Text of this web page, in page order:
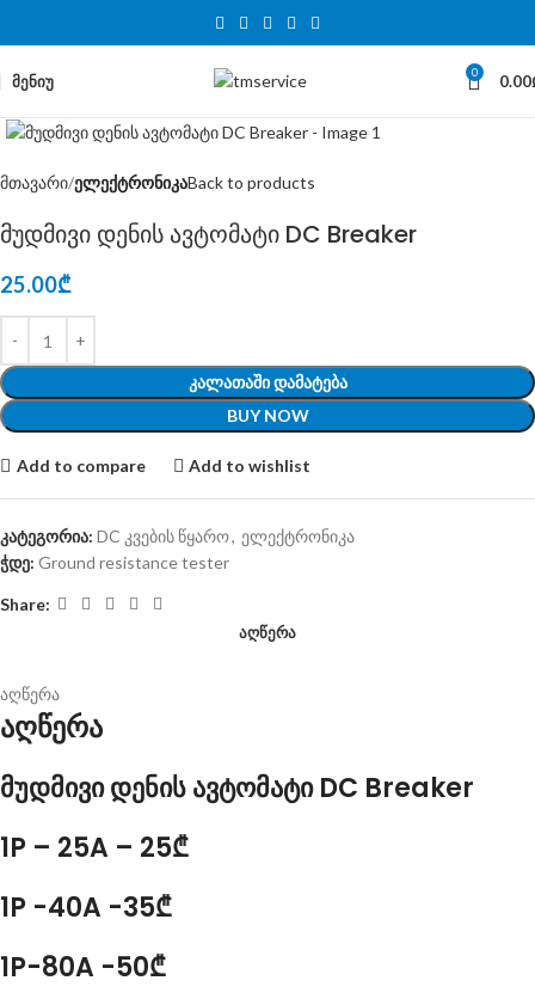
ᲛᲔᲜᲘᲣ 0 0.00
მთავარი ელექტრონიკაBack to products
მუდმივი დენის ავტომატი DC Breaker
25.00₾
ᲙᲐᲚᲐᲗᲐᲨᲘ ᲓᲐᲛᲐᲢᲔᲑᲐ
BUY NOW
Add to compare Add to wishlist
კატეგორია: DC კვების წყარო, ელექტრონიკა
ჭდე: Ground resistance tester
Share:
ᲐᲦᲬᲔᲠᲐ
აღწერა
აღწერა
მუდმივი დენის ავტომატი DC Breaker
1P – 25A – 25₾
1P -40A -35₾
1P-80A -50₾